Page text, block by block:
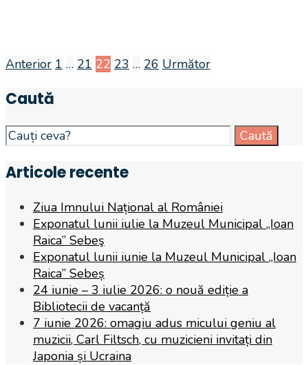
în
articole
Anterior 1 … 21 22 23 … 26 Următor
Caută
Search
for:
Caută
Articole recente
Ziua Imnului Național al României
Exponatul lunii iulie la Muzeul Municipal „Ioan
Raica” Sebeş
Exponatul lunii iunie la Muzeul Municipal „Ioan
Raica” Sebeș
24 iunie – 3 iulie 2026: o nouă ediție a
Bibliotecii de vacanță
7 iunie 2026: omagiu adus micului geniu al
muzicii, Carl Filtsch, cu muzicieni invitați din
Japonia și Ucraina